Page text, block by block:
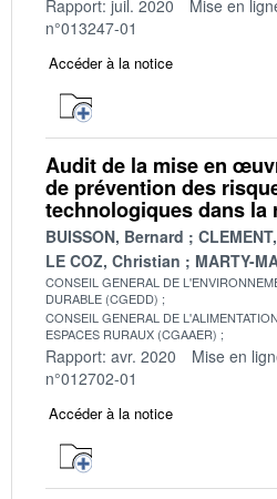
Rapport: juil. 2020 Mise en
n°013247-01
Accéder à la notice
Audit de la mise en
de prévention des
technologiques dans la
BUISSON, Bernard
LE COZ, Christian
MARTY-
CONSEIL GENERAL DE
DURABLE (CGEDD)
CONSEIL GENERAL DE
ESPACES RURAUX (CGAAER)
Rapport: avr. 2020 Mise en
n°012702-01
Accéder à la notice